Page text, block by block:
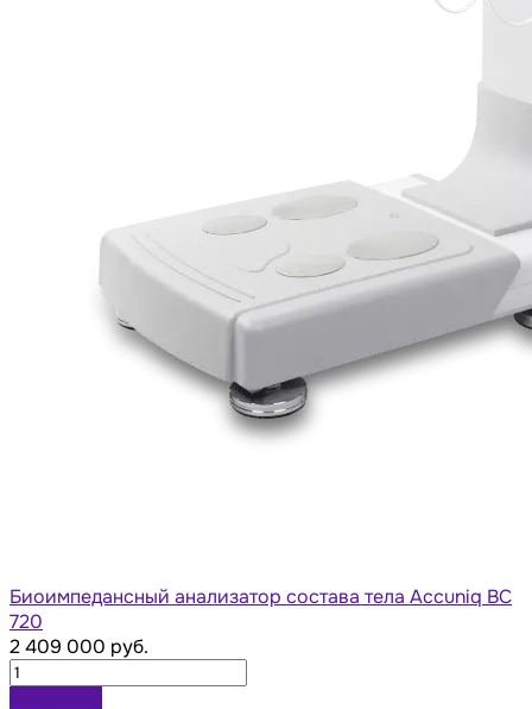
Биоимпедансный анализатор состава тела Accuniq BC
720
2 409 000 руб.